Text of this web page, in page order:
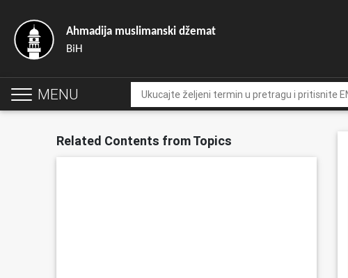
Ahmadija muslimanski džemat
BiH
MENU
Related Contents from Topics